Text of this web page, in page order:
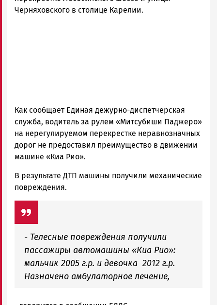
Карелии
Черняховского в столице Карелии.
Как сообщает Единая дежурно-диспетчерская
служба, водитель за рулем «Митсубиши Паджеро»
на нерегулируемом перекрестке неравнозначных
дорог не предоставил преимущество в движении
машине «Киа Рио».
В результате ДТП машины получили механические
повреждения.
- Телесные повреждения получили
пассажиры автомашины «Киа Рио»:
мальчик 2005 г.р. и девочка 2012 г.р.
Назначено амбулаторное лечение,